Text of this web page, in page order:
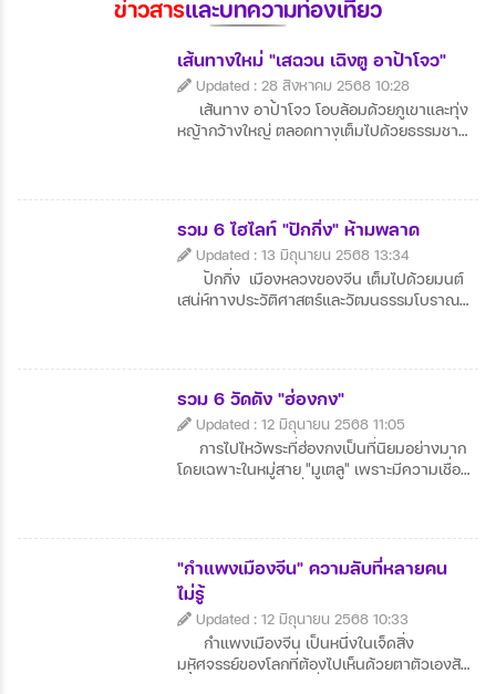
ข่าวสารและบทความท่องเที่ยว
เส้นทางใหม่ "เสฉวน เฉิงตู อาป้าโจว"
Updated : 28 สิงหาคม 2568 10:28
เส้นทาง อาป้าโจว โอบล้อมด้วยภูเขาและทุ่ง
หญ้ากว้างใหญ่ ตลอดทางเต็มไปด้วยธรรมชาติ
รวม 6 ไฮไลท์ "ปักกิ่ง" ห้ามพลาด
Updated : 13 มิถุนายน 2568 13:34
ปักกิ่ง เมืองหลวงของจีน เต็มไปด้วยมนต์
เสน่ห์ทางประวัติศาสตร์และวัฒนธรรมโบราณ
จีนที่ยิ่งใหญ่และสัมผัสบรรยากาศธรรมชาติที่
อลังการ มีอาหารจีนต้นตำรับอย่างเป็ดปักกิ่งให้
ลิ้มลองอย่างจุใจ ปักกิ่ง จึงเป็นเมืองที่ผสม
ผสานอดีต ปัจจุบัน และอนาคตได้อย่างลงตัว
และน่าประทับใจ
รวม 6 วัดดัง "ฮ่องกง"
Updated : 12 มิถุนายน 2568 11:05
การไปไหว้พระที่ฮ่องกงเป็นที่นิยมอย่างมาก
โดยเฉพาะในหมู่สาย "มูเตลู" เพราะมีความเชื่อ
"กำแพงเมืองจีน" ความลับที่หลายคน
ไม่รู้
Updated : 12 มิถุนายน 2568 10:33
กำแพงเมืองจีน เป็นหนึ่งในเจ็ดสิ่ง
มหัศจรรย์ของโลกที่ต้องไปเห็นด้วยตาตัวเองสัก